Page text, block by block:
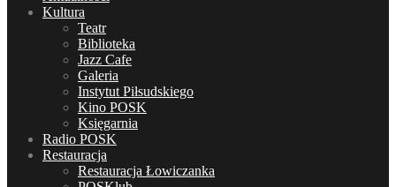
Kultura
Teatr
Biblioteka
Jazz Cafe
Galeria
Instytut Piłsudskiego
Kino POSK
Księgarnia
Radio POSK
Restauracja
Restauracja Łowiczanka